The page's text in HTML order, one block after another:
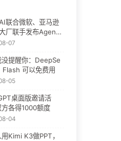
联合微软、亚马逊
厂联手发布Agent
：AI插件终于要统
07
没提醒你：DeepSe
可以免费用
05
桌面版邀请活
方各得1000额度
04
Kimi K3做PPT，